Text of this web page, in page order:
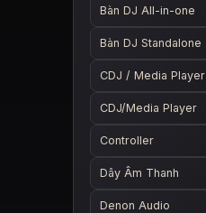
Bàn DJ All-in-one
Bàn DJ Standalone
CDJ / Media Player
CDJ/Media Player
Controller
Dây Âm Thanh
Denon Audio